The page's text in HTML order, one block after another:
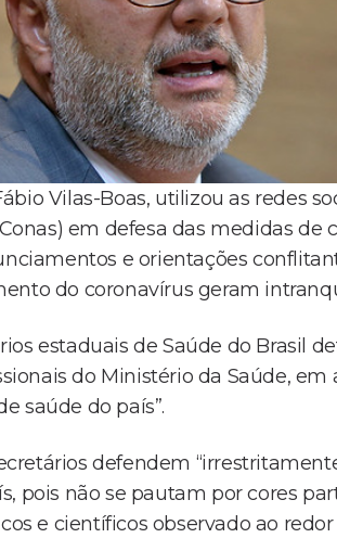
Vilas-Boas, utilizou as redes
em defesa das medidas de
e orientações
do coronavírus geram
estaduais de Saúde do Brasil
do Ministério da Saúde,
saúde do país”.
defendem
pois não se pautam por cores
e científicos observado ao redor